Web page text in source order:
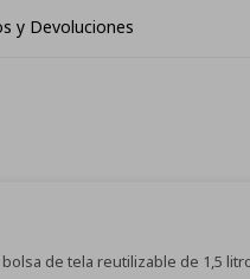
y Devoluciones
de tela reutilizable de 1,5